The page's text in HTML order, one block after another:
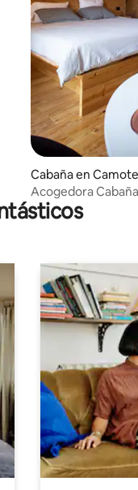
Cabaña en
Acogedora
Zacatlan Alpina 1